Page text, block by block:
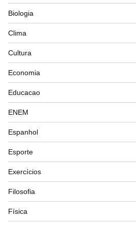
Biologia
Clima
Cultura
Economia
Educacao
ENEM
Espanhol
Esporte
Exercícios
Filosofia
Física